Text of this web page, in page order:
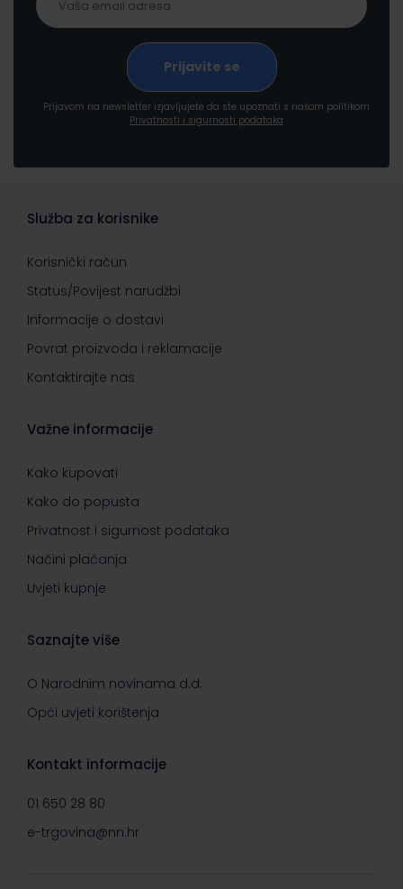
Prijavom na newsletter izjavljujete da ste upoznati s našom politikom
Privatnosti i sigurnosti podataka
Služba za korisnike
Korisnički račun
Status/Povijest narudžbi
Informacije o dostavi
Povrat proizvoda i reklamacije
Kontaktirajte nas
Važne informacije
Kako kupovati
Kako do popusta
Privatnost i sigurnost podataka
Načini plaćanja
Uvjeti kupnje
Saznajte više
O Narodnim novinama d.d.
Opći uvjeti korištenja
Kontakt informacije
01 650 28 80
e-trgovina@nn.hr